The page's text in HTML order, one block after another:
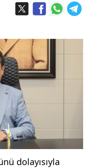
dolayısıyla